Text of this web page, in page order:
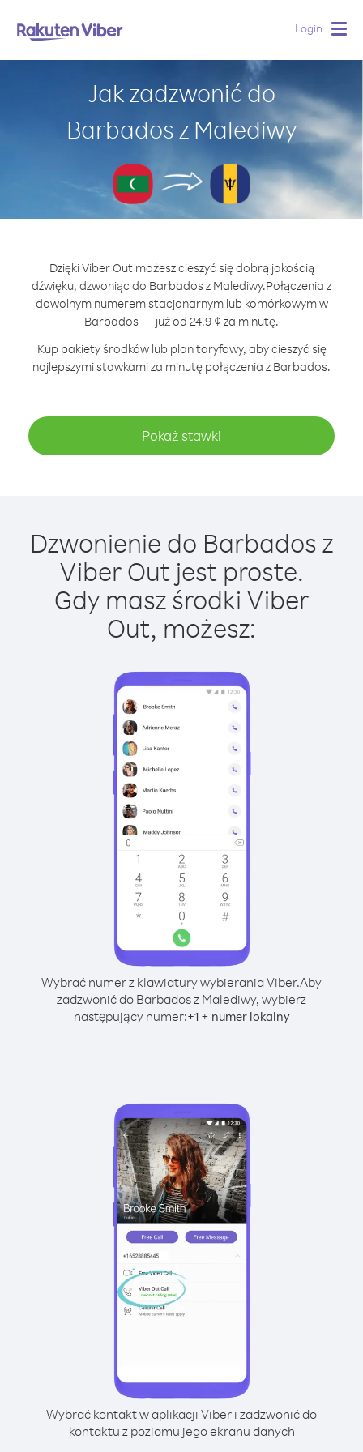
Login
Jak zadzwonić do
Barbados z Malediwy
Dzięki Viber Out możesz cieszyć się dobrą jakością
dźwięku, dzwoniąc do Barbados z Malediwy.Połączenia z
dowolnym numerem stacjonarnym lub komórkowym w
Barbados — już od 24.9 ¢ za minutę.
Kup pakiety środków lub plan taryfowy, aby cieszyć się
najlepszymi stawkami za minutę połączenia z Barbados.
Pokaż stawki
Dzwonienie do Barbados z
Viber Out jest proste.
Gdy masz środki Viber
Out, możesz:
Wybrać numer z klawiatury wybierania Viber.Aby
zadzwonić do Barbados z Malediwy, wybierz
następujący numer:+1+ numer lokalny
Wybrać kontakt w aplikacji Viber i zadzwonić do
kontaktu z poziomu jego ekranu danych